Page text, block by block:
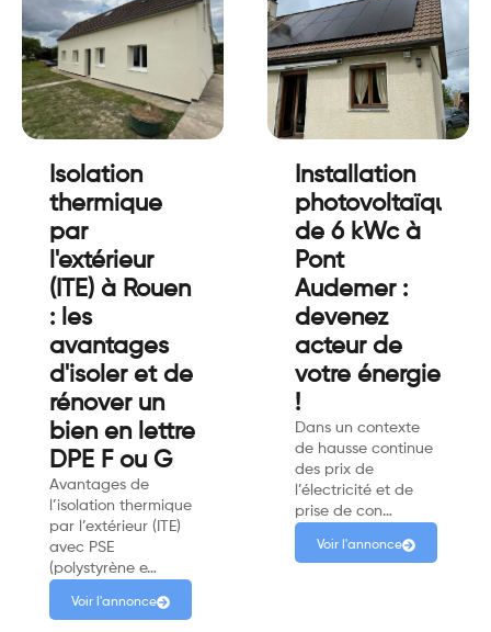
Isolation
thermique
par
l'extérieur
(ITE) à Rouen
: les
avantages
d'isoler et de
rénover un
bien en lettre
DPE F ou G
Avantages de
l’isolation thermique
par l’extérieur (ITE)
avec PSE
(polystyrène e…
Voir l'annonce
Installation
photovoltaïque
de 6 kWc à
Pont
Audemer :
devenez
acteur de
votre énergie
!
Dans un contexte
de hausse continue
des prix de
l’électricité et de
prise de con…
Voir l'annonce